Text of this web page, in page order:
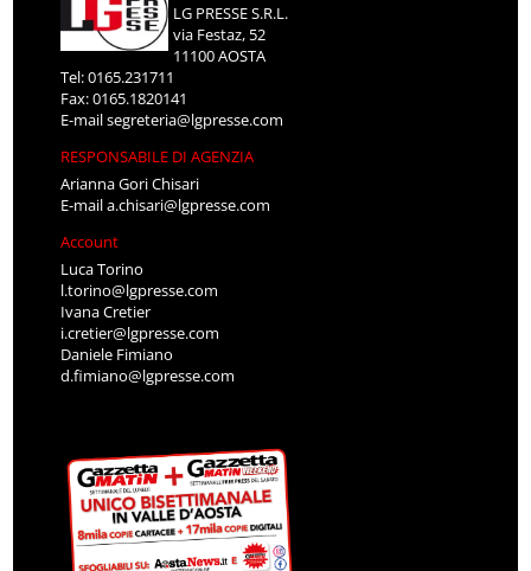
LG PRESSE S.R.L.
via Festaz, 52
11100 AOSTA
Tel: 0165.231711
Fax: 0165.1820141
E-mailsegreteria@lgpresse.com
RESPONSABILE DI AGENZIA
Arianna Gori Chisari
E-maila.chisari@lgpresse.com
Account
Luca Torino
l.torino@lgpresse.com
Ivana Cretier
i.cretier@lgpresse.com
Daniele Fimiano
d.fimiano@lgpresse.com